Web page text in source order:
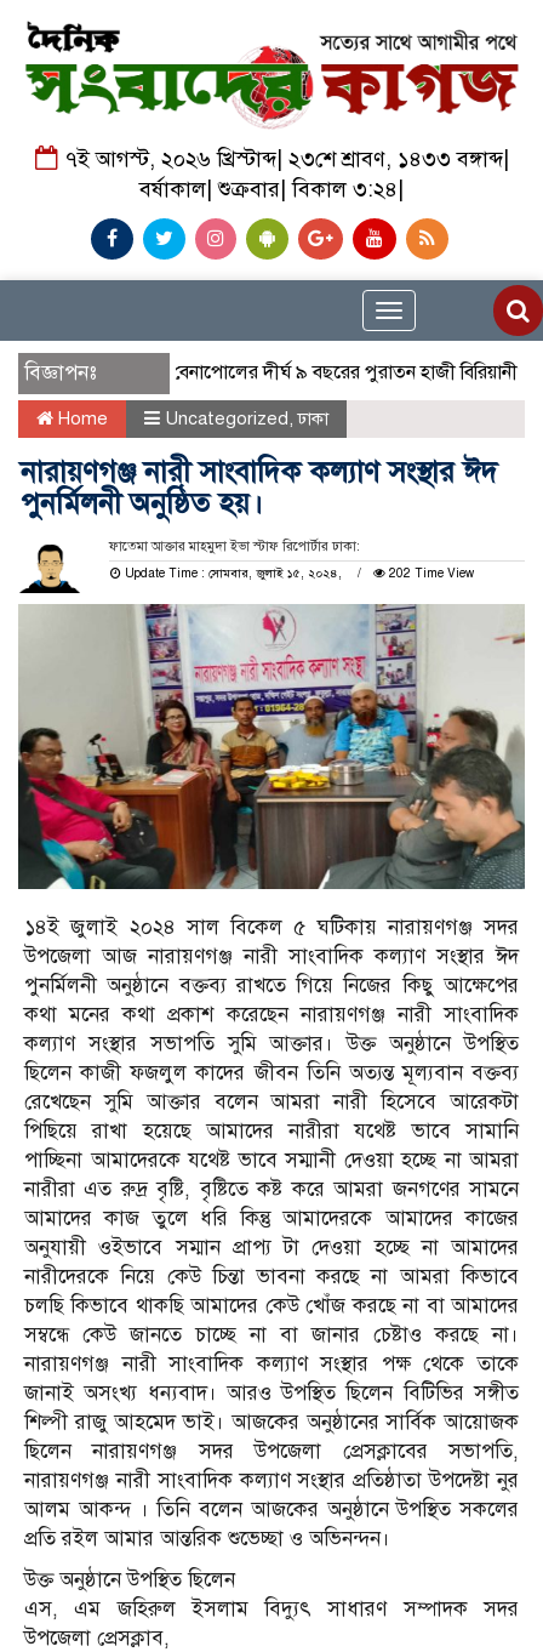
৭ই আগস্ট, ২০২৬ খ্রিস্টাব্দ| ২৩শে শ্রাবণ, ১৪৩৩ বঙ্গাব্দ|
বর্ষাকাল| শুক্রবার| বিকাল ৩:২৪|
Toggle
navigation
বিজ্ঞাপনঃ
বেনাপোলের দীর্ঘ ৯ বছরের পুরাতন হাজী বিরিয়ানী হাউস
Home Uncategorized,ঢাকা
নারায়ণগঞ্জ নারী সাংবাদিক কল্যাণ সংস্থার ঈদ
পুনর্মিলনী অনুষ্ঠিত হয়।
ফাতেমা আক্তার মাহমুদা ইভা স্টাফ রিপোর্টার ঢাকা:
Update Time : সোমবার, জুলাই ১৫, ২০২৪,
202 Time View
১৪ই জুলাই ২০২৪ সাল বিকেল ৫ ঘটিকায় নারায়ণগঞ্জ সদর
উপজেলা আজ নারায়ণগঞ্জ নারী সাংবাদিক কল্যাণ সংস্থার ঈদ
পুনর্মিলনী অনুষ্ঠানে বক্তব্য রাখতে গিয়ে নিজের কিছু আক্ষেপের
কথা মনের কথা প্রকাশ করেছেন নারায়ণগঞ্জ নারী সাংবাদিক
কল্যাণ সংস্থার সভাপতি সুমি আক্তার। উক্ত অনুষ্ঠানে উপস্থিত
ছিলেন কাজী ফজলুল কাদের জীবন তিনি অত্যন্ত মূল্যবান বক্তব্য
রেখেছেন সুমি আক্তার বলেন আমরা নারী হিসেবে আরেকটা
পিছিয়ে রাখা হয়েছে আমাদের নারীরা যথেষ্ট ভাবে সামানি
পাচ্ছিনা আমাদেরকে যথেষ্ট ভাবে সম্মানী দেওয়া হচ্ছে না আমরা
নারীরা এত রুদ্র বৃষ্টি, বৃষ্টিতে কষ্ট করে আমরা জনগণের সামনে
আমাদের কাজ তুলে ধরি কিন্তু আমাদেরকে আমাদের কাজের
অনুযায়ী ওইভাবে সম্মান প্রাপ্য টা দেওয়া হচ্ছে না আমাদের
নারীদেরকে নিয়ে কেউ চিন্তা ভাবনা করছে না আমরা কিভাবে
চলছি কিভাবে থাকছি আমাদের কেউ খোঁজ করছে না বা আমাদের
সম্বন্ধে কেউ জানতে চাচ্ছে না বা জানার চেষ্টাও করছে না।
নারায়ণগঞ্জ নারী সাংবাদিক কল্যাণ সংস্থার পক্ষ থেকে তাকে
জানাই অসংখ্য ধন্যবাদ। আরও উপস্থিত ছিলেন বিটিভির সঙ্গীত
শিল্পী রাজু আহমেদ ভাই। আজকের অনুষ্ঠানের সার্বিক আয়োজক
ছিলেন নারায়ণগঞ্জ সদর উপজেলা প্রেসক্লাবের সভাপতি,
নারায়ণগঞ্জ নারী সাংবাদিক কল্যাণ সংস্থার প্রতিষ্ঠাতা উপদেষ্টা নুর
আলম আকন্দ । তিনি বলেন আজকের অনুষ্ঠানে উপস্থিত সকলের
প্রতি রইল আমার আন্তরিক শুভেচ্ছা ও অভিনন্দন।
উক্ত অনুষ্ঠানে উপস্থিত ছিলেন
এস, এম জহিরুল ইসলাম বিদ্যুৎ সাধারণ সম্পাদক সদর
উপজেলা প্রেসক্লাব,